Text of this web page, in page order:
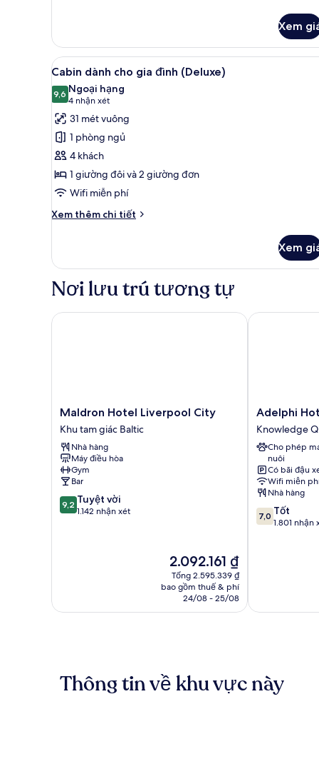
Cabin
Deluxe,
1
giường
cỡ
Xem
Xem
tất
cả
ảnh
Cabin
dành
cho
gia
đình
(Deluxe)
Cabin dành cho gia đình
17
Cabin dành cho gia đình (Deluxe)
9,69,6 trên 10
Ngoại hạng
4 nhận xét
(4
nhận
xét)
31 mét vuông
1 phòng ngủ
4 khách
1 giường đôi và 2 giường đơn
Wifi miễn phí
Xem thêm chi tiết
Chi
Cabin
cho
đình
Xem
Nơi lưu trú tương tự
Maldron
Hotel
Liverpool
City
Khu
tam
giác
Baltic
Maldron Hotel Liverpool City
Khu tam giác Baltic
Nhà hàng
Máy điều hòa
Gym
Bar
9.2
trên
9,2 Tuyệt vời
1.142 nhận xét
Giá
hiện
tại
2.092.161 ₫
2.092.161 ₫
Tổng 2.595.339 ₫
bao gồm thuế & phí
24/08 - 25/08
Maldron Hotel Liverpool City
Adelphi
Hotel
Knowledge
Quarter
Adelphi
Knowledge
Cho phép
nuôi
Có bãi đậu
Wifi miễn
Nhà hàng
7.0
trên
7,0 Tốt
1.801 nhận
Adelphi Hotel
Thông tin về khu vực này